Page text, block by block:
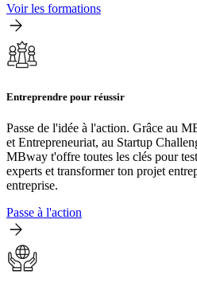
Voir les formations
Entreprendre pour réussir
Passe de l'idée à l'action. Grâce au
et Entrepreneuriat, au Startup
MBway t'offre toutes les clés pour
experts et transformer ton projet
entreprise.
Passe à l'action